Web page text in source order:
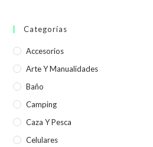
Categorías
Accesorios
Arte Y Manualidades
Baño
Camping
Caza Y Pesca
Celulares